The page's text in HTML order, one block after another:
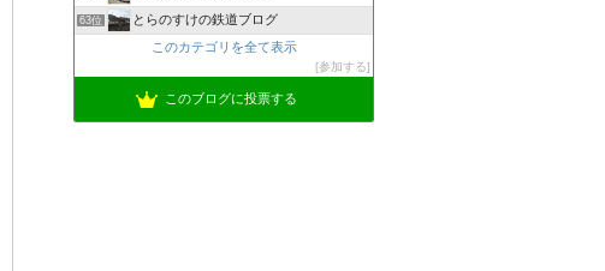
63位
とらのすけの鉄道ブログ
このカテゴリを全て表示
参加する
このブログに投票する